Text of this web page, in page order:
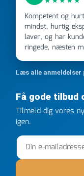
Kompetent og hurtig levering!
mindst, hurtig
laver, og har
ringede, næsten
kunne overholde
ringede onsdag
efter kl 6.45!
gang jeg skal
FØRST. De
Læs alle
Få gode tilbud
Tilmeld dig vores
igen.